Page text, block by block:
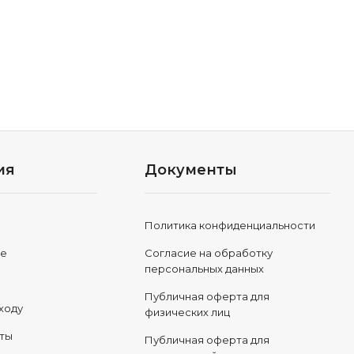
Документы
Политика конфиденциальности
Согласие на обработку
персональных данных
Публичная оферта для
физических лиц
Публичная оферта для